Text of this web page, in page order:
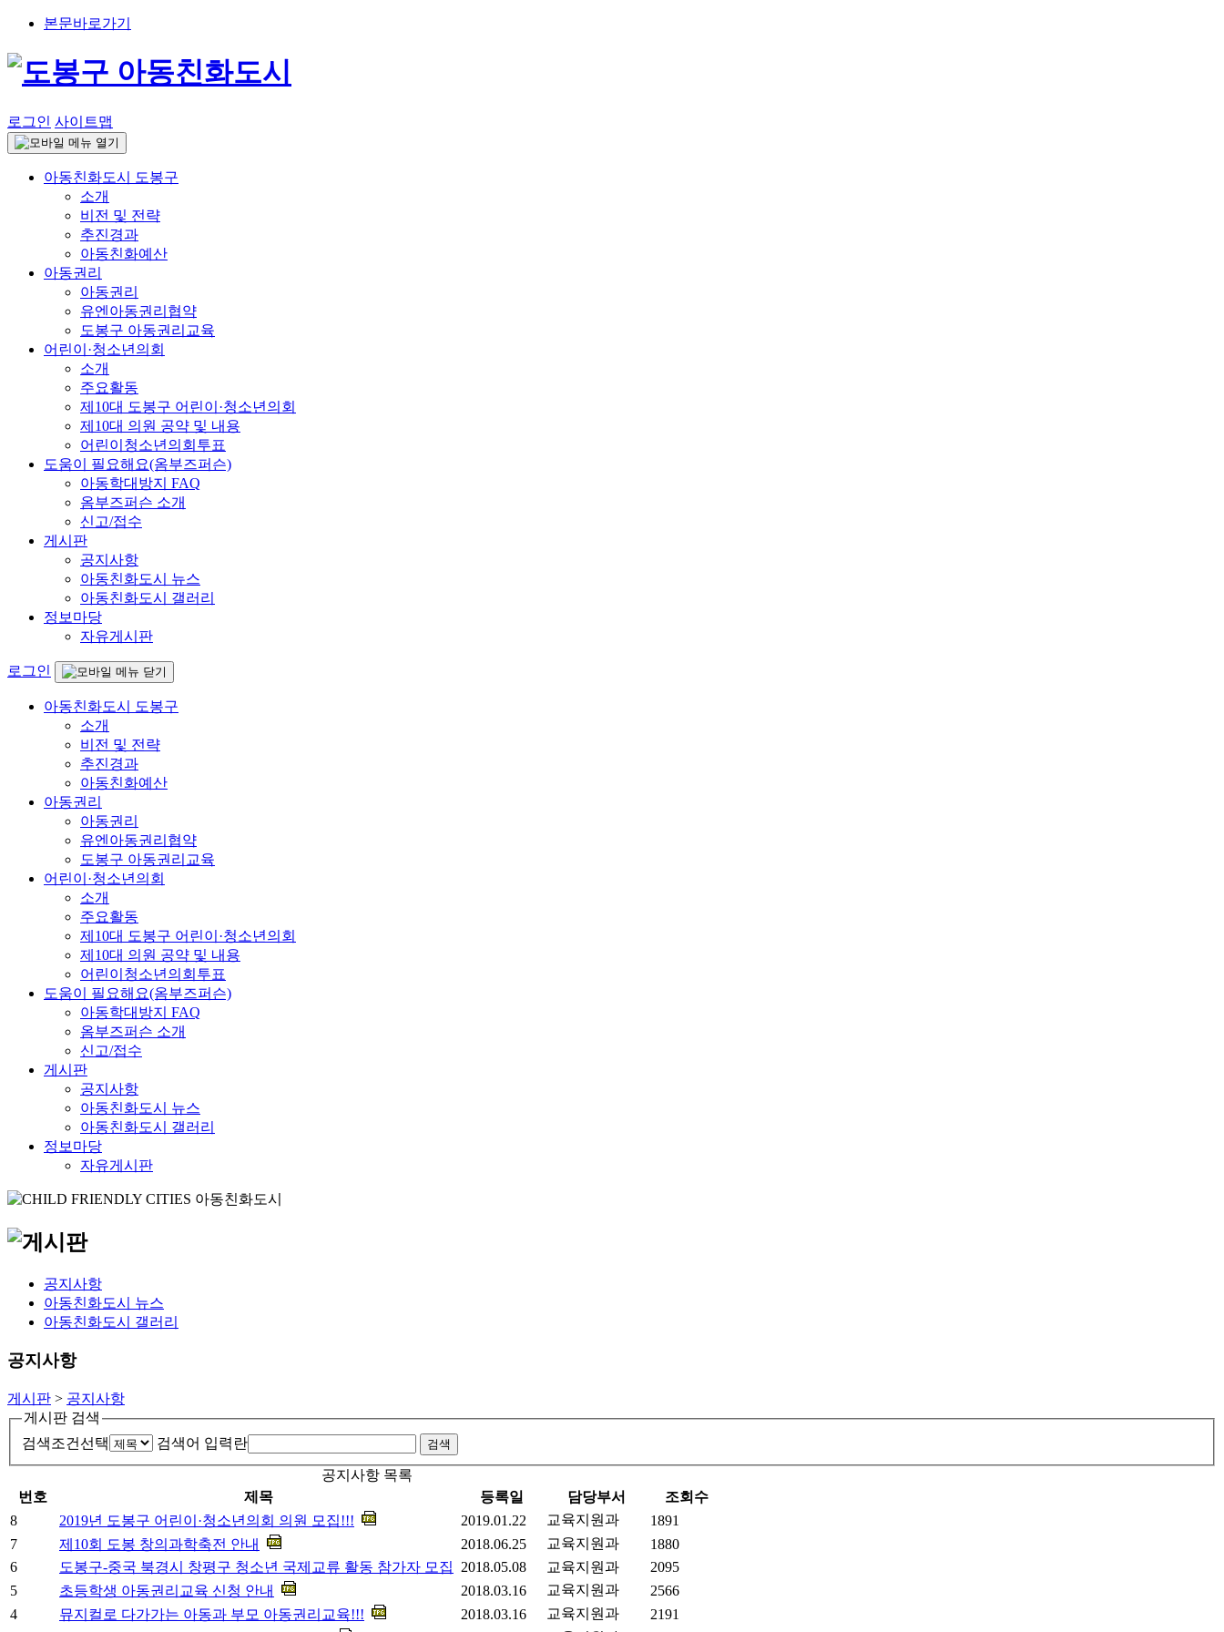
본문바로가기
로그인 사이트맵
아동친화도시 도봉구
소개
비전 및 전략
추진경과
아동친화예산
아동권리
아동권리
유엔아동권리협약
도봉구 아동권리교육
어린이·청소년의회
소개
주요활동
제10대 도봉구 어린이·청소년의회
제10대 의원 공약 및 내용
어린이청소년의회투표
도움이 필요해요(옴부즈퍼슨)
아동학대방지 FAQ
옴부즈퍼슨 소개
신고/접수
게시판
공지사항
아동친화도시 뉴스
아동친화도시 갤러리
정보마당
자유게시판
로그인
아동친화도시 도봉구
소개
비전 및 전략
추진경과
아동친화예산
아동권리
아동권리
유엔아동권리협약
도봉구 아동권리교육
어린이·청소년의회
소개
주요활동
제10대 도봉구 어린이·청소년의회
제10대 의원 공약 및 내용
어린이청소년의회투표
도움이 필요해요(옴부즈퍼슨)
아동학대방지 FAQ
옴부즈퍼슨 소개
신고/접수
게시판
공지사항
아동친화도시 뉴스
아동친화도시 갤러리
정보마당
자유게시판
공지사항
아동친화도시 뉴스
아동친화도시 갤러리
공지사항
게시판 > 공지사항
게시판 검색
검색조건선택
검색어 입력란
공지사항 목록
번호
제목 등록일 담당부서
조회수
8
2019년 도봉구 어린이·청소년의회 의원 모집!!! 2019.01.22 교육지원과
1891
7
제10회 도봉 창의과학축전 안내 2018.06.25 교육지원과
1880
6
도봉구-중국 북경시 창평구 청소년 국제교류 활동 참가자 모집 2018.05.08 교육지원과
2095
5
초등학생 아동권리교육 신청 안내 2018.03.16 교육지원과
2566
4
뮤지컬로 다가가는 아동과 부모 아동권리교육!!! 2018.03.16 교육지원과
2191